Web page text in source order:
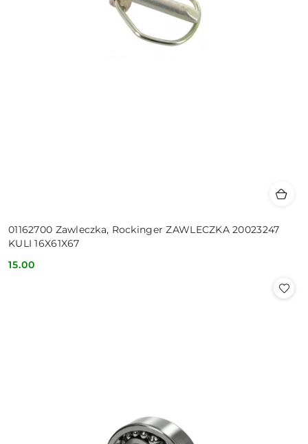
01162700 Zawleczka, Rockinger ZAWLECZKA 20023247
KULI 16X61X67
Cena:
15.00